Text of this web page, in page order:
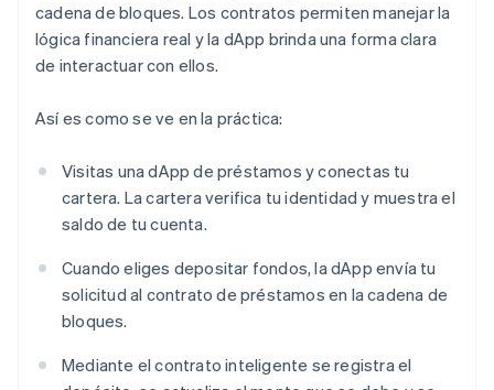
cadena de bloques. Los contratos permiten manejar la
lógica financiera real y la dApp brinda una forma clara
de interactuar con ellos.
Así es como se ve en la práctica:
Visitas una dApp de préstamos y conectas tu
cartera. La cartera verifica tu identidad y muestra el
saldo de tu cuenta.
Cuando eliges depositar fondos, la dApp envía tu
solicitud al contrato de préstamos en la cadena de
bloques.
Mediante el contrato inteligente se registra el